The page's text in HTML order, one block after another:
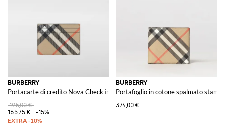
BURBERRY
Portacarte di credito Nova Check in cotone spalmato
195,00 €
165,75 €
-15%
BURBERRY
Portafoglio in cotone spalmato
374,00 €